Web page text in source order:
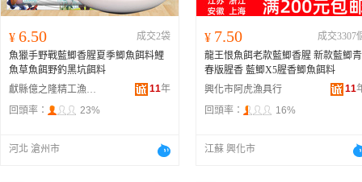
¥ 6.50
成交2袋
魚獵手野戰藍鯽香腥夏季鯽魚餌料鯉
魚草魚餌野釣黑坑餌料
獻縣億之隆精工漁具廠
11年
回頭率：
23%
河北 滄州市
¥ 7.50
成交3307
龍王恨魚餌老款藍鯽香腥 新款藍鯽青
春版腥香 藍鯽X5腥香鯽魚餌料
興化市阿虎漁具行
11
回頭率：
16%
江蘇 興化市